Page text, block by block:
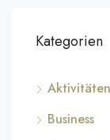
Kategorien
Aktivitäten
Business